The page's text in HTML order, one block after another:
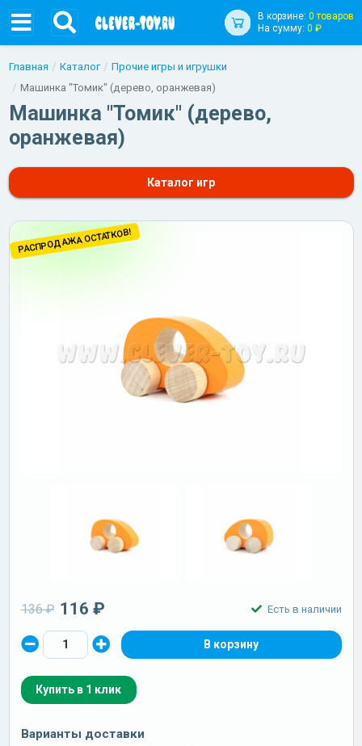
В корзине: 0 товаров
На сумму: 0 ₽
Главная Каталог
Прочие игры и игрушки
Машинка "Томик" (дерево, оранжевая)
Машинка "Томик" (дерево,
оранжевая)
Каталог игр
РАСПРОДАЖА ОСТАТКОВ!
136 ₽ 116 ₽ Есть в наличии
Купить в 1 клик
Варианты доставки